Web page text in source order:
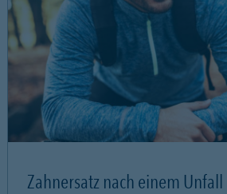
Zahnersatz nach einem Unfall